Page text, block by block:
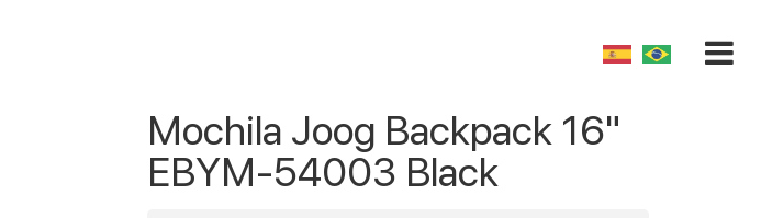
Mochila Joog Backpack 16"
EBYM-54003 Black